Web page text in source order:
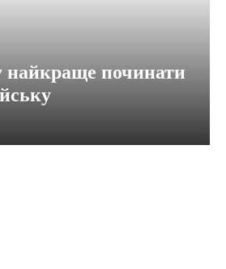
найкраще починати